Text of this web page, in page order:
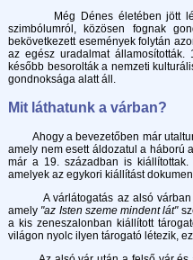
Még Dénes életében jött létre
szimbólumról, közösen fognak
bekövetkezett események folytán
az egész uradalmat
később besorolták a nemzeti
gondnoksága alatt áll.
Mit láthatunk a várban?
Ahogy a bevezetőben már
amely nem esett áldozatul a háború
már a 19. században is
amelyek az egykori kiállítást
A várlátogatás az alsó várban
amely "az Isten szeme mindent lát"
a kis zeneszalonban kiállított
világon nyolc ilyen tárogató létezik,